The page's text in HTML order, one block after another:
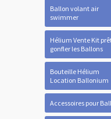
Ballon volant air
swimmer
Hélium Vente Kit
gonfler les Ballons
Bouteille Hélium
Location Ballonium
Accessoires pour